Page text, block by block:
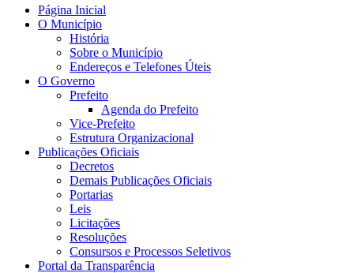
Página Inicial
O Município
História
Sobre o Município
Endereços e Telefones Úteis
O Governo
Prefeito
Agenda do Prefeito
Vice-Prefeito
Estrutura Organizacional
Publicações Oficiais
Decretos
Demais Publicações Oficiais
Portarias
Leis
Licitações
Resoluções
Consursos e Processos Seletivos
Portal da Transparência